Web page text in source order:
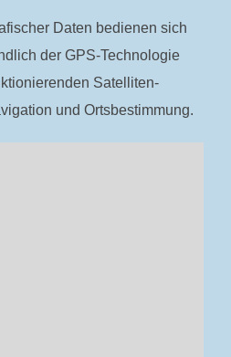
Daten bedienen sich
der GPS-Technologie
Satelliten-
und Ortsbestimmung.